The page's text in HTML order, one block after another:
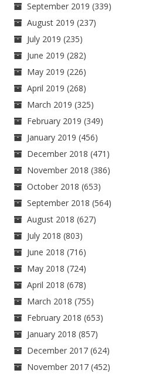
September 2019 (339)
August 2019 (237)
July 2019 (235)
June 2019 (282)
May 2019 (226)
April 2019 (268)
March 2019 (325)
February 2019 (349)
January 2019 (456)
December 2018 (471)
November 2018 (386)
October 2018 (653)
September 2018 (564)
August 2018 (627)
July 2018 (803)
June 2018 (716)
May 2018 (724)
April 2018 (678)
March 2018 (755)
February 2018 (653)
January 2018 (857)
December 2017 (624)
November 2017 (452)